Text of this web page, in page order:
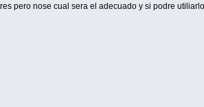
pero nose cual sera el adecuado y si podre